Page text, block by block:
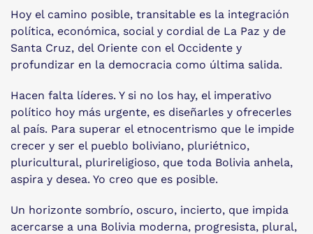
Hoy el camino posible, transitable es la integración
política, económica, social y cordial de La Paz y de
Santa Cruz, del Oriente con el Occidente y
profundizar en la democracia como última salida.
Hacen falta líderes. Y si no los hay, el imperativo
político hoy más urgente, es diseñarles y ofrecerles
al país. Para superar el etnocentrismo que le impide
crecer y ser el pueblo boliviano, pluriétnico,
pluricultural, plurireligioso, que toda Bolivia anhela,
aspira y desea. Yo creo que es posible.
Un horizonte sombrío, oscuro, incierto, que impida
acercarse a una Bolivia moderna, progresista, plural,